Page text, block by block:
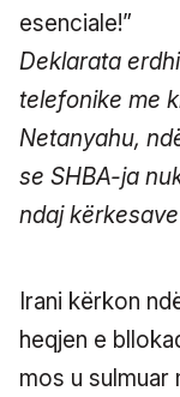
esenciale!”
Deklarata
telefonike me
Netanyahu,
se SHBA-ja
ndaj
Irani kërkon
heqjen e
mos u sulmuar